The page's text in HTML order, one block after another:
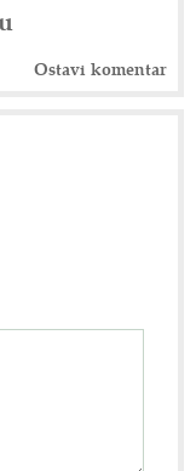
Ostavi komentar